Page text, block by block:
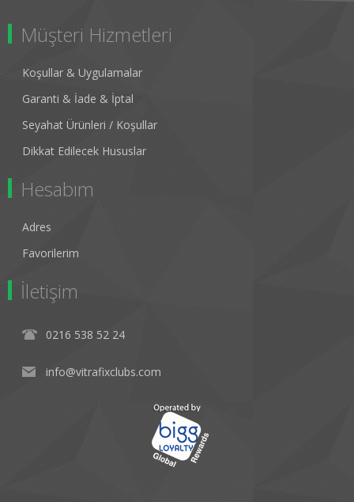
Müşteri Hizmetleri
Koşullar & Uygulamalar
Garanti & İade & İptal
Seyahat Ürünleri / Koşullar
Dikkat Edilecek Hususlar
Hesabım
Adres
Favorilerim
İletişim
0216 538 52 24
info@vitrafixclubs.com